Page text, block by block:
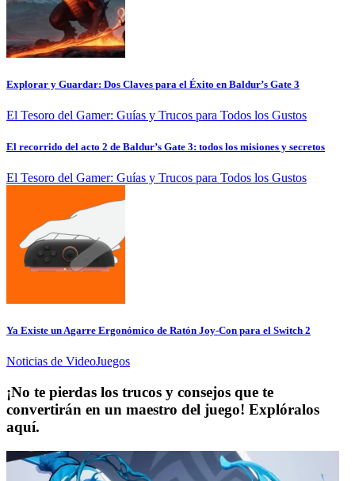
Explorar y Guardar: Dos Claves para el Éxito en Baldur’s Gate 3
El Tesoro del Gamer: Guías y Trucos para Todos los Gustos
El recorrido del acto 2 de Baldur’s Gate 3: todos los misiones y secretos
El Tesoro del Gamer: Guías y Trucos para Todos los Gustos
Ya Existe un Agarre Ergonómico de Ratón Joy-Con para el Switch 2
Noticias de VideoJuegos
¡No te pierdas los trucos y consejos que te
convertirán en un maestro del juego! Explóralos
aquí.